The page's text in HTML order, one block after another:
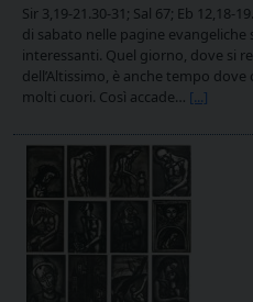
Sir 3,19-21.30-31; Sal 67; Eb 12,18-
di sabato nelle pagine evangeliche
interessanti. Quel giorno, dove si
dell’Altissimo, è anche tempo
molti cuori. Così accade… [...]